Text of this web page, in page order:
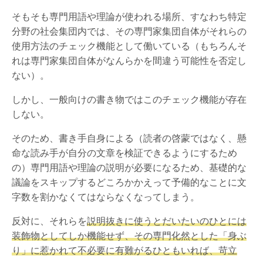
そもそも専門用語や理論が使われる場所、すなわち特定
分野の社会集団内では、その専門家集団自体がそれらの
使用方法のチェック機能として働いている（もちろんそ
れは専門家集団自体がなんらかを間違う可能性を否定し
ない）。
しかし、一般向けの書き物ではこのチェック機能が存在
しない。
そのため、書き手自身による（読者の啓蒙ではなく、懸
命な読み手が自分の文章を検証できるようにするため
の）専門用語や理論の説明が必要になるため、基礎的な
議論をスキップするどころかかえって予備的なことに文
字数を割かなくてはならなくなってしまう。
反対に、それらを説明抜きに使うとだいたいのひとには
装飾物としてしか機能せず、その専門化然とした「身ぶ
り」に惹かれて不必要に有難がるひともいれば、苛立